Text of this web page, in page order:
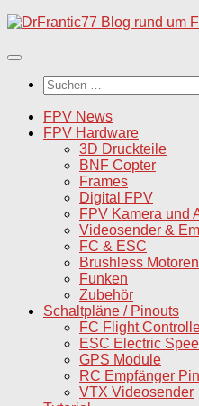
Unter
Inhalt
Suchen
nach:
FPV News
FPV Hardware
3D Druckteile
BNF Copter
Frames
Digital FPV
FPV Kamera und
Videosender &
FC & ESC
Brushless Motoren
Funken
Zubehör
Schaltpläne / Pinouts
FC Flight
ESC Electric
GPS Module
RC Empfänger
VTX Videosender